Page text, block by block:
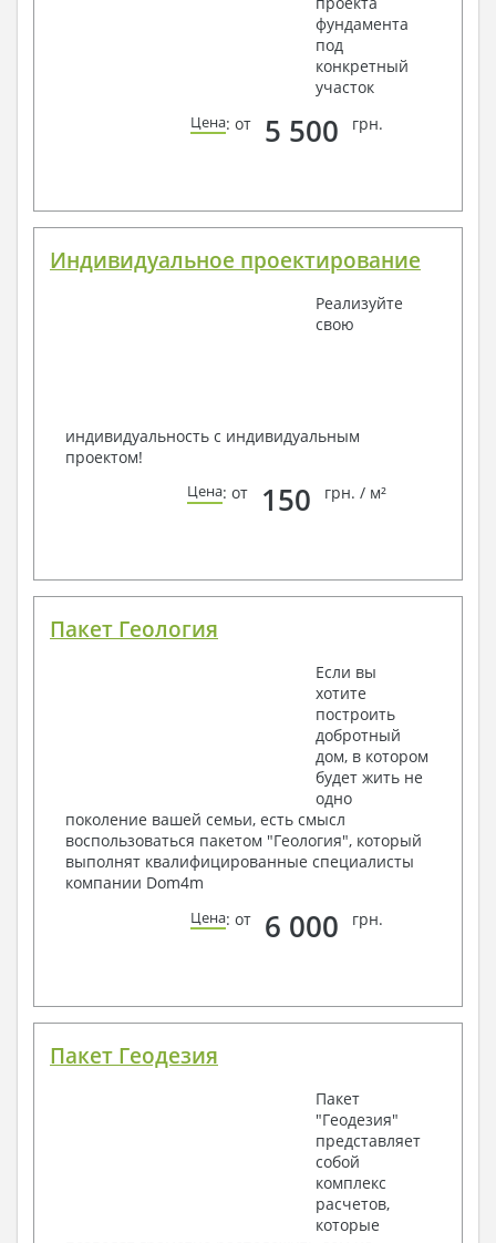
фундамента
под
конкретный
участок
Цена: от 5 500 грн.
Индивидуальное проектирование
Реализуйте
свою
индивидуальность с индивидуальным
проектом!
Цена: от 150 грн. / м²
Пакет Геология
Если вы
хотите
построить
добротный
дом, в котором
будет жить не
одно
поколение вашей семьи, есть смысл
воспользоваться пакетом "Геология", который
выполнят квалифицированные специалисты
компании Dom4m
Цена: от 6 000 грн.
Пакет Геодезия
Пакет
"Геодезия"
представляет
собой
комплекс
расчетов,
которые